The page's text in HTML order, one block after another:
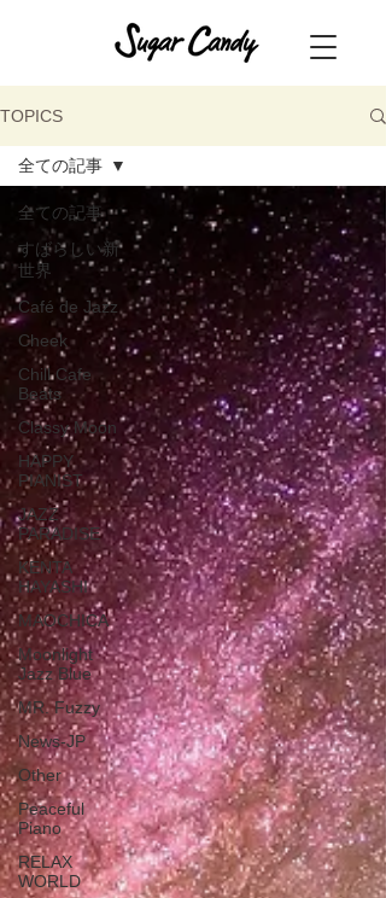
TOPICS
全ての記事
すばらしい新
世界
Café de Jazz
Cheek
Chill Cafe
Beats
Classy Moon
HAPPY
PIANIST
JAZZ
PARADISE
KENTA
HAYASHI
MAOCHICA
Moonlight
Jazz Blue
MR. Fuzzy
News-JP
Other
Peaceful
Piano
RELAX
WORLD
全ての記事